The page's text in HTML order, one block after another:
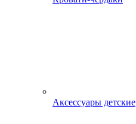
Аксессуары детские